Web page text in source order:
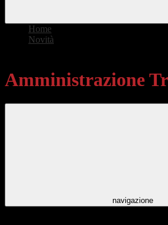
Home
Novità
Amministrazione
navigazione